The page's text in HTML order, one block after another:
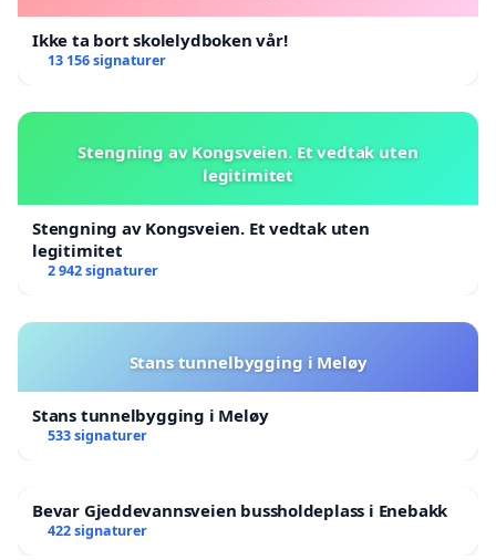
Ikke ta bort skolelydboken vår!
13 156 signaturer
Stengning av Kongsveien. Et vedtak uten
legitimitet
Stengning av Kongsveien. Et vedtak uten
legitimitet
2 942 signaturer
Stans tunnelbygging i Meløy
Stans tunnelbygging i Meløy
533 signaturer
Bevar Gjeddevannsveien bussholdeplass i Enebakk
422 signaturer